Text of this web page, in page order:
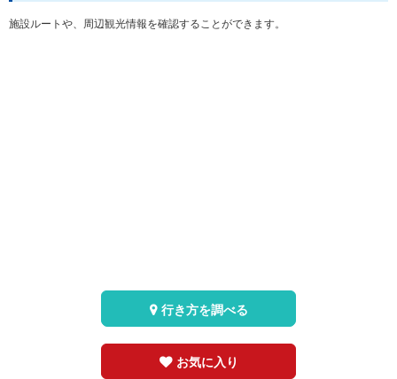
施設ルートや、周辺観光情報を確認することができます。
お気に入り
行き方を調べる